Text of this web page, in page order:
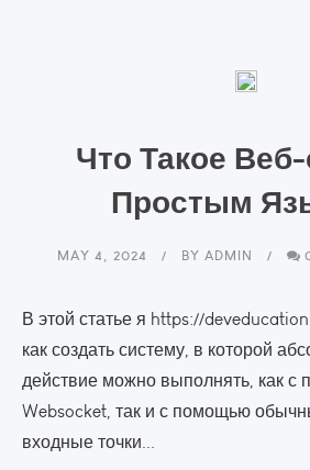
Что Такое
Простым
MAY 4, 2024 BY ADMIN
В этой статье я https://
как создать систему, в которой
действие можно выполнять, как с
Websocket, так и с помощью
входные точки...